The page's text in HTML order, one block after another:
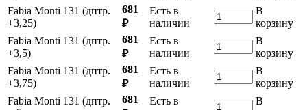
Fabia Monti 131 (дптр.
+3,25)
681
₽
Есть в
наличии
В
корзину
Fabia Monti 131 (дптр.
+3,5)
681
₽
Есть в
наличии
В
корзину
Fabia Monti 131 (дптр.
+3,75)
681
₽
Есть в
наличии
В
корзину
Fabia Monti 131 (дптр.
681
Есть в
В